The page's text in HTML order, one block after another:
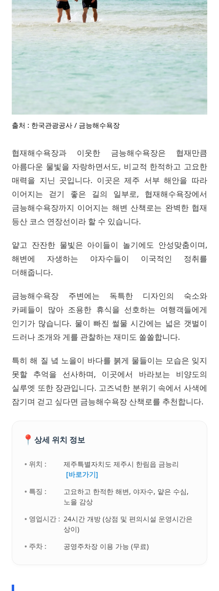
출처 : 한국관광공사 / 금능해수욕장
협재해수욕장과 이웃한 금능해수욕장은 협재만큼
아름다운 물빛을 자랑하면서도, 비교적 한적하고 고요한
매력을 지닌 곳입니다. 이곳은 제주 서부 해안을 따라
이어지는 걷기 좋은 길의 일부로, 협재해수욕장에서
금능해수욕장까지 이어지는 해변 산책로는 완벽한 협재
등산 코스 연장선이라 할 수 있습니다.
얕고 잔잔한 물빛은 아이들이 놀기에도 안성맞춤이며,
해변에 자생하는 야자수들이 이국적인 정취를
더해줍니다.
금능해수욕장 주변에는 독특한 디자인의 숙소와
카페들이 많아 조용한 휴식을 선호하는 여행객들에게
인기가 많습니다. 물이 빠진 썰물 시간에는 넓은 갯벌이
드러나 조개와 게를 관찰하는 재미도 쏠쏠합니다.
특히 해 질 녘 노을이 바다를 붉게 물들이는 모습은 잊지
못할 추억을 선사하며, 이곳에서 바라보는 비양도의
실루엣 또한 장관입니다. 고즈넉한 분위기 속에서 사색에
잠기며 걷고 싶다면 금능해수욕장 산책로를 추천합니다.
📍 상세 위치 정보
• 위치 :
제주특별자치도 제주시 한림읍 금능리
[바로가기]
• 특징 :
고요하고 한적한 해변, 야자수, 얕은 수심,
노을 감상
• 영업시간 : 24시간 개방 (상점 및 편의시설 운영시간은
상이)
• 주차 :
공영주차장 이용 가능 (무료)